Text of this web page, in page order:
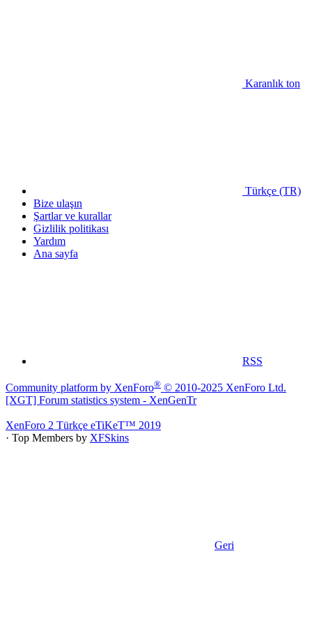
Karanlık ton
Türkçe (TR)
Bize ulaşın
Şartlar ve kurallar
Gizlilik politikası
Yardım
Ana sayfa
RSS
Community platform by XenForo® © 2010-2025 XenForo Ltd.
[XGT] Forum statistics system - XenGenTr
XenForo 2 Türkçe eTiKeT™ 2019
· Top Members by XFSkins
Geri